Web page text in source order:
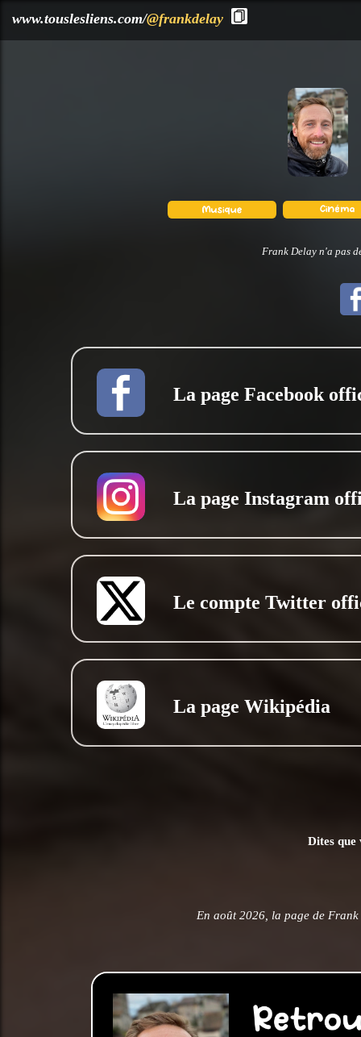
www.touslesliens.com/@frankdelay
Frank Delay n'a pas
La page Facebook
La page Instagram
Le compte Twitter
La page Wikipédia
Dites que
En août 2026, la page de